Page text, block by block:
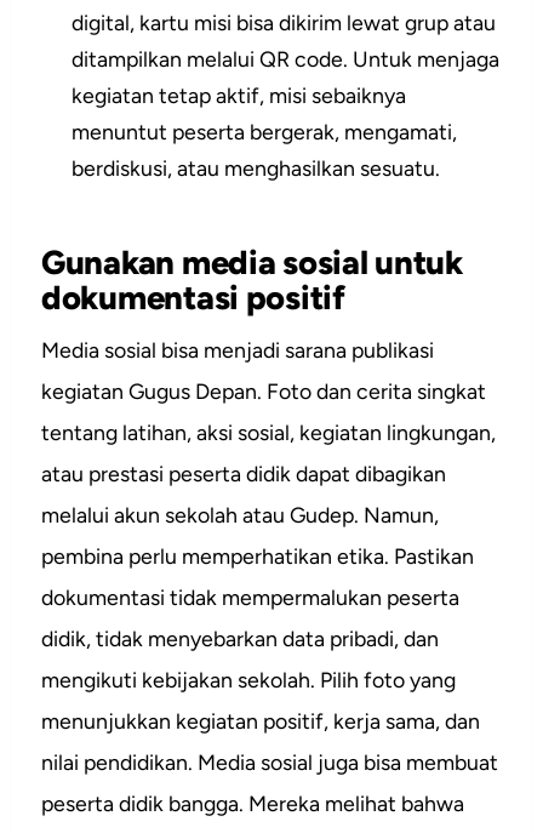
digital, kartu misi bisa dikirim lewat grup atau
ditampilkan melalui QR code. Untuk menjaga
kegiatan tetap aktif, misi sebaiknya
menuntut peserta bergerak, mengamati,
berdiskusi, atau menghasilkan sesuatu.
Gunakan media sosial untuk
dokumentasi positif
Media sosial bisa menjadi sarana publikasi
kegiatan Gugus Depan. Foto dan cerita singkat
tentang latihan, aksi sosial, kegiatan lingkungan,
atau prestasi peserta didik dapat dibagikan
melalui akun sekolah atau Gudep. Namun,
pembina perlu memperhatikan etika. Pastikan
dokumentasi tidak mempermalukan peserta
didik, tidak menyebarkan data pribadi, dan
mengikuti kebijakan sekolah. Pilih foto yang
menunjukkan kegiatan positif, kerja sama, dan
nilai pendidikan. Media sosial juga bisa membuat
peserta didik bangga. Mereka melihat bahwa